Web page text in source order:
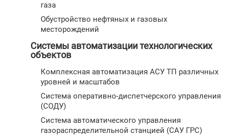
газа
Обустройство нефтяных и газовых
месторождений
Системы автоматизации технологических
объектов
Комплексная автоматизация АСУ ТП различных
уровней и масштабов
Cистема оперативно-диспетчерского управления
(СОДУ)
Система автоматического управления
газораспределительной станцией (САУ ГРС)